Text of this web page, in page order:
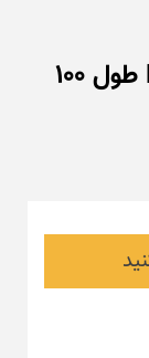
کتیبه پرده طرح گل رز مدل R105 طول ۱۰۰